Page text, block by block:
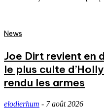
News
Joe Dirt revient en
le plus culte
rendu les armes
elodierhum - 7 août 2026